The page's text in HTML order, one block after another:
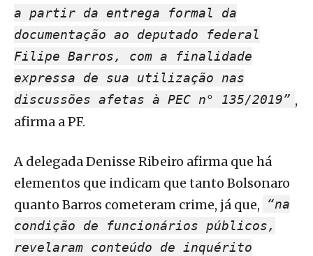
a partir da entrega formal da
documentação ao deputado federal
Filipe Barros, com a finalidade
expressa de sua utilização nas
discussões afetas à PEC n° 135/2019” ,
afirma a PF.
A delegada Denisse Ribeiro afirma que há
elementos que indicam que tanto Bolsonaro
quanto Barros cometeram crime, já que,
“na
condição de funcionários públicos,
revelaram conteúdo de inquérito